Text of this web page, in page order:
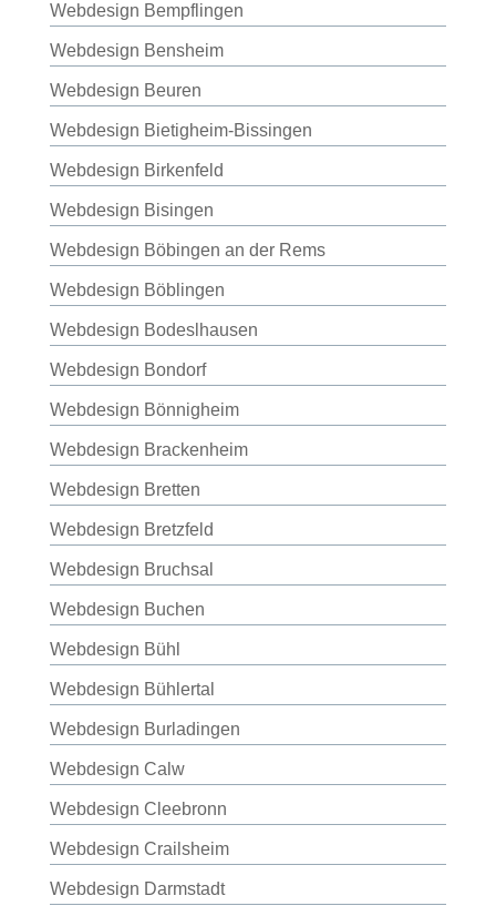
Webdesign Bempflingen
Webdesign Bensheim
Webdesign Beuren
Webdesign Bietigheim-Bissingen
Webdesign Birkenfeld
Webdesign Bisingen
Webdesign Böbingen an der Rems
Webdesign Böblingen
Webdesign Bodeslhausen
Webdesign Bondorf
Webdesign Bönnigheim
Webdesign Brackenheim
Webdesign Bretten
Webdesign Bretzfeld
Webdesign Bruchsal
Webdesign Buchen
Webdesign Bühl
Webdesign Bühlertal
Webdesign Burladingen
Webdesign Calw
Webdesign Cleebronn
Webdesign Crailsheim
Webdesign Darmstadt